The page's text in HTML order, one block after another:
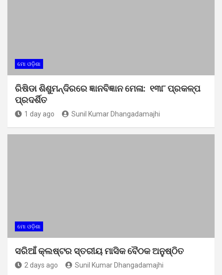
ମୋ ଓଡ଼ିଶା
ରିଷିଡା ଶିଶୁମନ୍ଦିରରେ ଜ୍ଞାନବିଜ୍ଞାନ ମେଳା: ୧୩୮ ପ୍ରକଳ୍ପ
ପ୍ରଦର୍ଶିତ
1 day ago Sunil Kumar Dhangadamajhi
ମୋ ଓଡ଼ିଶା
ସରିଆଁ କ୍ଲଷ୍ଟର ସ୍ତରୀୟ ମାସିକ ବୈଠକ ଅନୁଷ୍ଠିତ
2 days ago Sunil Kumar Dhangadamajhi